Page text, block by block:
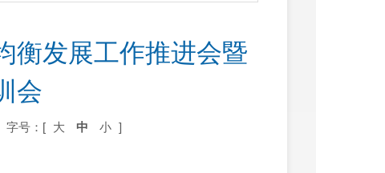
衡发展工作推进会暨
会
字号：[ 大 中 小 ]